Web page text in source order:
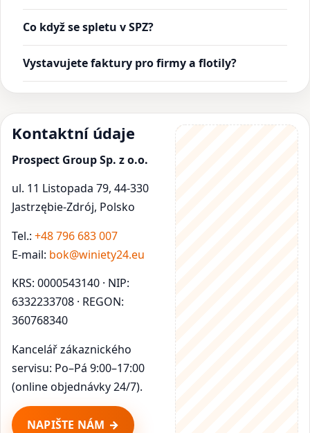
Co když se spletu v SPZ?
Vystavujete faktury pro firmy a flotily?
Kontaktní údaje
Prospect Group Sp. z o.o.
ul. 11 Listopada 79, 44-330
Jastrzębie-Zdrój, Polsko
Tel.: +48 796 683 007
E-mail: bok@winiety24.eu
KRS: 0000543140 · NIP:
6332233708 · REGON:
360768340
Kancelář zákaznického
servisu: Po–Pá 9:00–17:00
(online objednávky 24/7).
NAPIŠTE NÁM